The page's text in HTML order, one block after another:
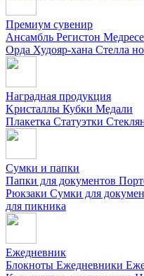
Премиум сувенир
Ансамбль Регистон
Орда Худояр-хана Стелла
Наградная продукция
Kристаллы Кубки Медали
Плакетка Статуэтки
Сумки и папки
Папки для документов
Рюкзаки Сумки для
для пикника
Ежедневник
Блокноты Ежедневники